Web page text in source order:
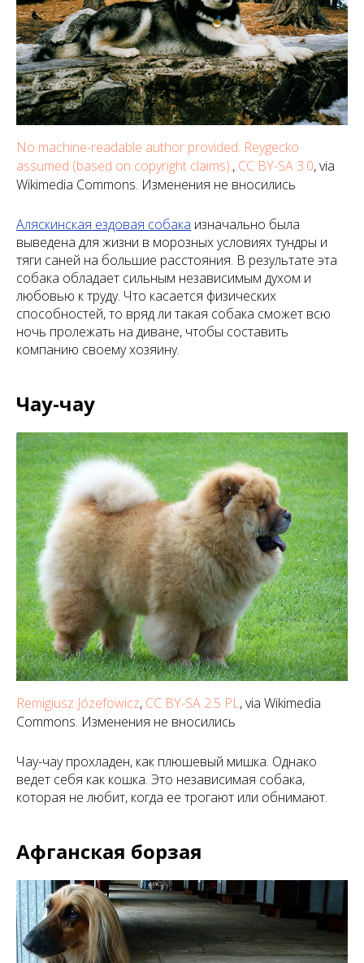
No machine-readable author provided. Reygecko
assumed (based on copyright claims)., CC BY-SA 3.0, via
Wikimedia Commons. Изменения не вносились
Аляскинская ездовая собака изначально была
выведена для жизни в морозных условиях тундры и
тяги саней на большие расстояния. В результате эта
собака обладает сильным независимым духом и
любовью к труду. Что касается физических
способностей, то вряд ли такая собака сможет всю
ночь пролежать на диване, чтобы составить
компанию своему хозяину.
Чау-чау
Remigiusz Józefowicz, CC BY-SA 2.5 PL, via Wikimedia
Commons. Изменения не вносились
Чау-чау прохладен, как плюшевый мишка. Однако
ведет себя как кошка. Это независимая собака,
которая не любит, когда ее трогают или обнимают.
Афганская борзая